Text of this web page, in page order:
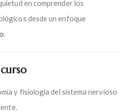
en comprender los
desde un enfoque
.
y fisiología del sistema nervioso